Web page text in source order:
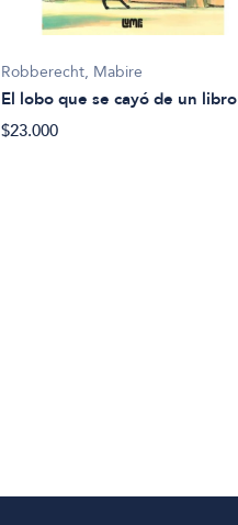
Robberecht, Mabire
El lobo que se cayó de un libro
$23.000